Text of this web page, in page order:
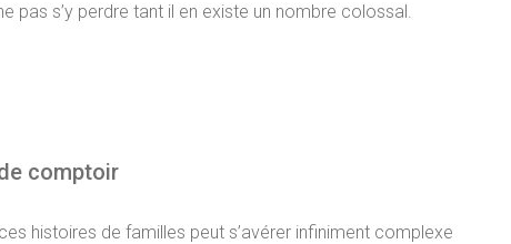
pas s’y perdre tant il en existe un nombre colossal.
comptoir
histoires de familles peut s’avérer infiniment complexe